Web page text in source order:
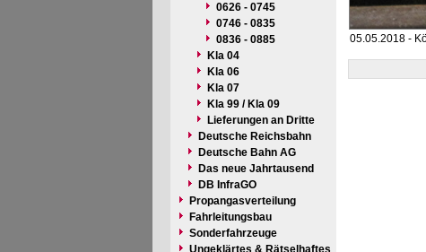
0626 - 0745
0746 - 0835
0836 - 0885
Kla 04
Kla 06
Kla 07
Kla 99 / Kla 09
Lieferungen an Dritte
Deutsche Reichsbahn
Deutsche Bahn AG
Das neue Jahrtausend
DB InfraGO
Propangasverteilung
Fahrleitungsbau
Sonderfahrzeuge
Ungeklärtes & Rätselhaftes
05.05.2018 -